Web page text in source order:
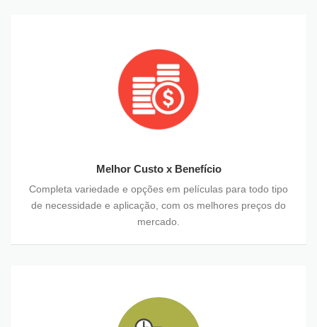
Melhor Custo x Benefício
Completa variedade e opções em películas para todo tipo
de necessidade e aplicação, com os melhores preços do
mercado.